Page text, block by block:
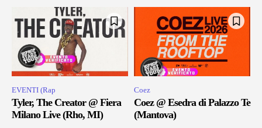
EVENTI (Rap
Tyler, The Creator @ Fiera
Milano Live (Rho, MI)
Coez
Coez @ Esedra di Palazzo Te
(Mantova)